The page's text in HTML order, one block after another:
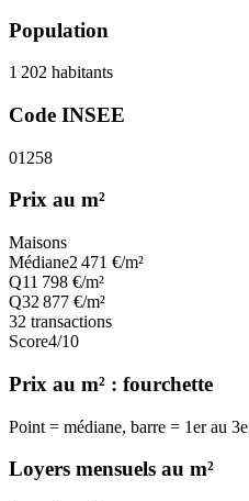
Population
1 202 habitants
Code INSEE
01258
Prix au m²
Maisons
Médiane2 471 €/m²
Q11 798 €/m²
Q32 877 €/m²
32 transactions
Score4/10
Prix au m² : fourchette
Point = médiane, barre = 1er au
Loyers mensuels au m²